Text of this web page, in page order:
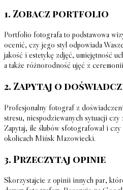
1. Zobacz portfolio
Portfolio fotografa to podstawowa
ocenić, czy jego styl odpowiada
jakość i estetykę zdjęć, umiejętność
a także różnorodność ujęć z
2. Zapytaj o
Profesjonalny fotograf z
stresu, niespodziewanych sytuacji czy
Zapytaj, ile ślubów sfotografował i
okolicach Mińsk Mazowiecki.
3. Przeczytaj opinie
Skorzystajcie z opinii innych par,